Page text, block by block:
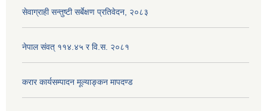
सेवाग्राही सन्तुष्टी सर्बेक्षण प्रतिवेदन, २०८३
नेपाल संवत् ११४.४५ र वि.स. २०८१
करार कार्यसम्पादन मूल्याङ्कन मापदण्ड